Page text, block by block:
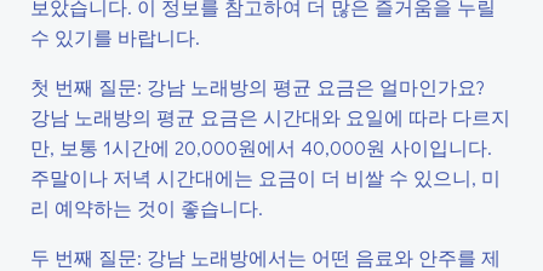
보았습니다. 이 정보를 참고하여 더 많은 즐거움을 누릴
수 있기를 바랍니다.
첫 번째 질문: 강남 노래방의 평균 요금은 얼마인가요?
강남 노래방의 평균 요금은 시간대와 요일에 따라 다르지
만, 보통 1시간에 20,000원에서 40,000원 사이입니다.
주말이나 저녁 시간대에는 요금이 더 비쌀 수 있으니, 미
리 예약하는 것이 좋습니다.
두 번째 질문: 강남 노래방에서는 어떤 음료와 안주를 제